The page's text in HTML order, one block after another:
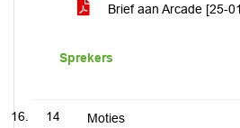
Brief aan Arcade [25-
Sprekers
14 Moties